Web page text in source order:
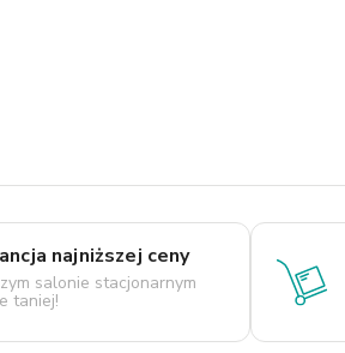
najniższej ceny
salonie stacjonarnym
taniej!